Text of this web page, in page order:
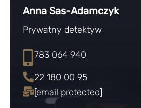
Anna Sas-Adamczyk
Prywatny detektyw
783 064 940
22 180 00 95
[email protected]